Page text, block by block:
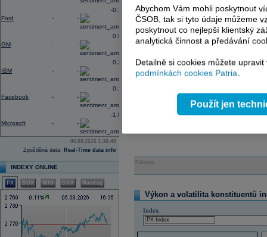
Ford - -
-0,77
GM - -
0,96
IBM - -
0,33
Facebook - -
0,14
Microsoft - -
-1,09
06.08.2026 1:38:49
Zpožděná data, Real-Time data info
INDEXY ONLINE
PX BUX WIG DAX Nasdaq
Region
select
Odeslat
Reklama
Výkon a volatilita konstituentů
Index:
Abychom Vám mohli poskytnout
ČSOB, tak si tyto údaje můžeme
poskytnout co nejlepší klientský
analytická činnost a předávání
Detailně si cookies můžete
podmínkách cookies Patria.
Použít jen